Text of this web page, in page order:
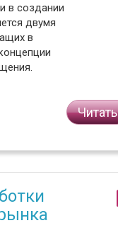
в создании
двумя
в
Читать